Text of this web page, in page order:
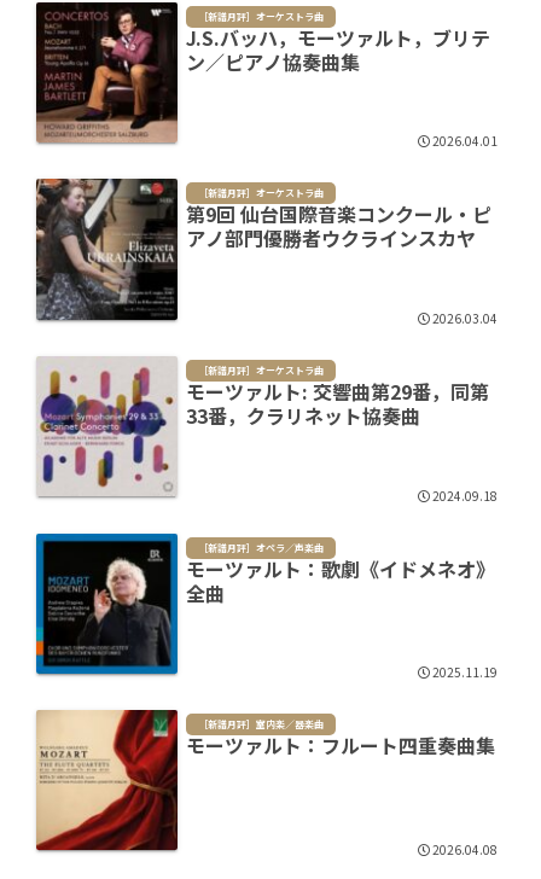
［新譜月評］オーケストラ曲
J.S.バッハ，モーツァルト，ブリテ
ン／ピアノ協奏曲集
2026.04.01
［新譜月評］オーケストラ曲
第9回 仙台国際音楽コンクール・ピ
アノ部門優勝者ウクラインスカヤ
2026.03.04
［新譜月評］オーケストラ曲
モーツァルト: 交響曲第29番，同第
33番，クラリネット協奏曲
2024.09.18
［新譜月評］オペラ／声楽曲
モーツァルト：歌劇《イドメネオ》
全曲
2025.11.19
［新譜月評］室内楽／器楽曲
モーツァルト：フルート四重奏曲集
2026.04.08